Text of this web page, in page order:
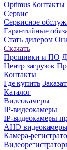
Optimus Контакты
Сервис
Сервисное
Гарантийные
Стать дилером
Скачать
Прошивки и ПО
Центр загрузок
Контакты
Где купить
Каталог
Видеокамеры
IP-видеокамеры
IP-видеокамеры
AHD видеокамеры
Камера-